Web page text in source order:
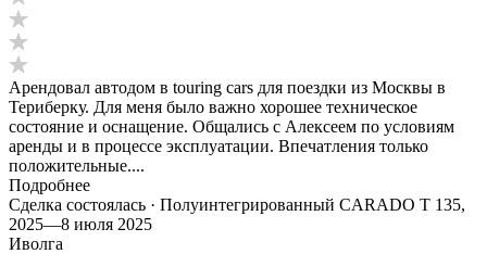
Арендовал автодом в touring cars для поездки из Москвы в
Териберку. Для меня было важно хорошее техническое
состояние и оснащение. Общались с Алексеем по условиям
аренды и в процессе эксплуатации. Впечатления только
положительные....
Подробнее
Сделка состоялась · Полуинтегрированный CARADO T 135,
2025—8 июля 2025
Иволга